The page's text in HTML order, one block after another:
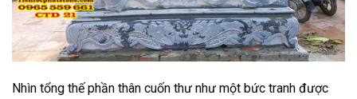
Nhìn tổng thế phần thân cuốn thư như một bức tranh được